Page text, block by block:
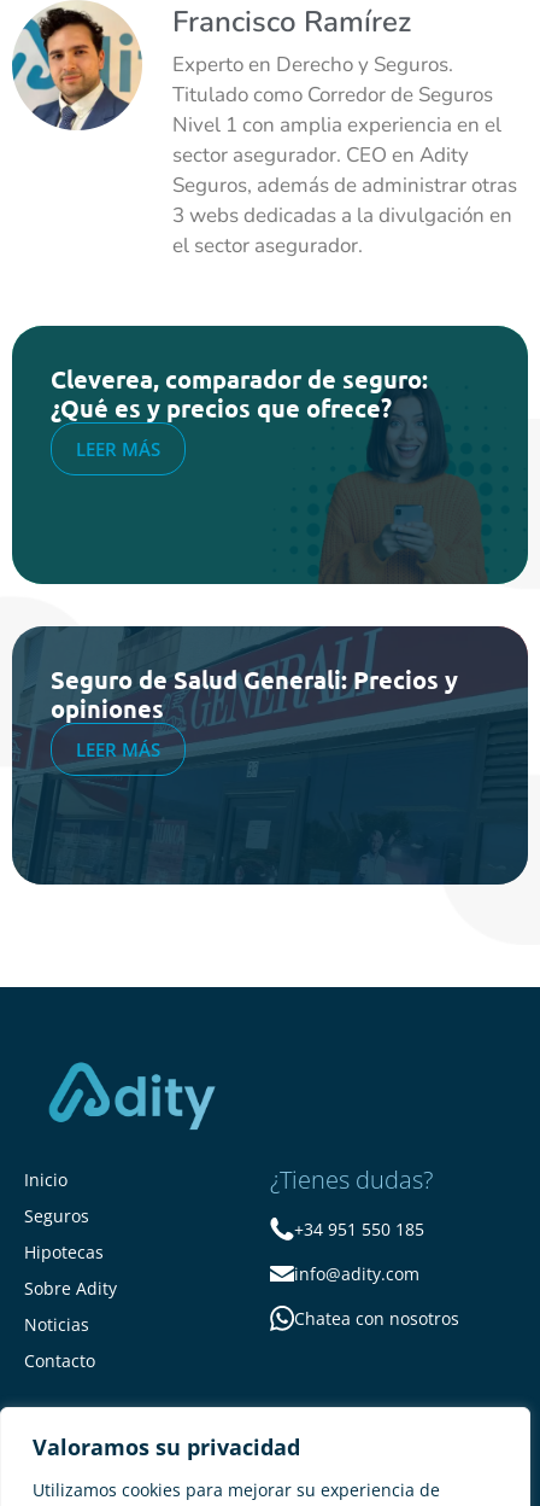
Valoramos su privacidad
Utilizamos cookies para mejorar su experiencia de
Francisco Ramírez
Experto en Derecho y Seguros.
Titulado como Corredor de Seguros
Nivel 1 con amplia experiencia en el
sector asegurador. CEO en Adity
Seguros, además de administrar otras
3 webs dedicadas a la divulgación en
el sector asegurador.
Cleverea, comparador de seguro:
¿Qué es y precios que ofrece?
LEER MÁS
Seguro de Salud Generali: Precios y
opiniones
LEER MÁS
Inicio
Seguros
Hipotecas
Sobre Adity
Noticias
Contacto
¿Tienes dudas?
+34 951 550 185
info@adity.com
Chatea con nosotros